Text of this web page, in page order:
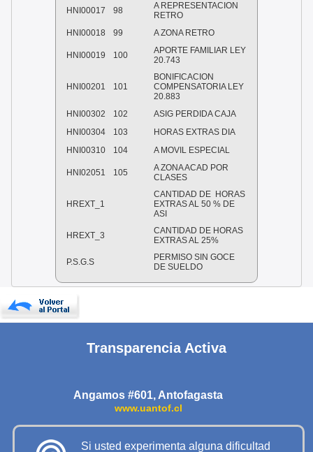
HNI00017 98
A REPRESENTACION
RETRO
HNI00018
99 A ZONA RETRO
HNI00019 100
APORTE FAMILIAR LEY
20.743
HNI00201 101
BONIFICACION
COMPENSATORIA LEY
20.883
HNI00302
102
ASIG PERDIDA CAJA
HNI00304
103
HORAS EXTRAS DIA
HNI00310
104 A MOVIL ESPECIAL
HNI02051 105
A ZONA ACAD POR
CLASES
HREXT_1
CANTIDAD DE HORAS
EXTRAS AL 50 % DE
ASI
HREXT_3
CANTIDAD DE HORAS
EXTRAS AL 25%
P.S.G.S
PERMISO SIN GOCE
DE SUELDO
Transparencia Activa
Angamos #601, Antofagasta
www.uantof.cl
Si usted experimenta alguna dificultad